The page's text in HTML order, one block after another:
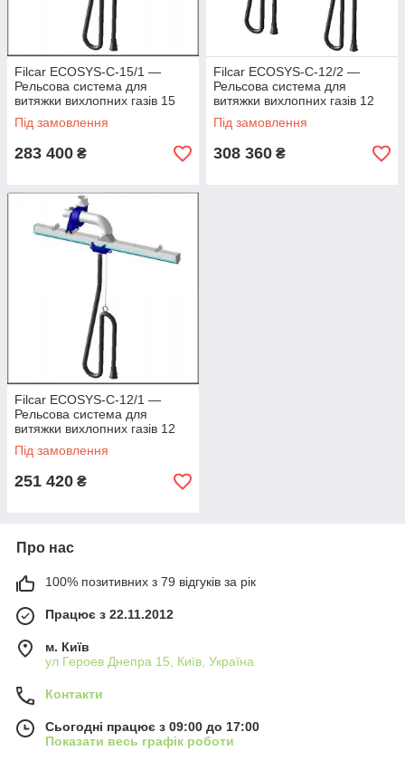
Filcar ECOSYS-C-15/1 —
Рельсова система для
витяжки вихлопних газів 15
метрів
Під замовлення
283 400 ₴
Filcar ECOSYS-C-12/2 —
Рельсова система для
витяжки вихлопних газів 12
метрів
Під замовлення
308 360 ₴
Filcar ECOSYS-C-12/1 —
Рельсова система для
витяжки вихлопних газів 12
метрів
Під замовлення
251 420 ₴
Про нас
100% позитивних з 79 відгуків за рік
Працює з 22.11.2012
м. Київ
ул Героев Днепра 15, Київ, Україна
Контакти
Сьогодні працює з 09:00 до 17:00
Показати весь графік роботи